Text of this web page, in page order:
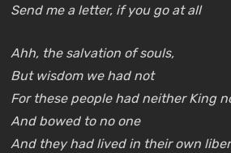
Send me a letter, if you go at all
Ahh, the salvation of souls,
But wisdom we had not
For these people had neither King
And bowed to no one
And they had lived in their own